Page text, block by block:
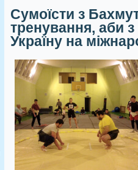
Сумоїсти з
тренування, аби
Україну на